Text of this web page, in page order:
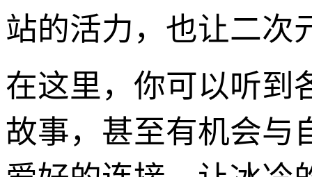
站的活力，也让二次
在这里，你可以听到
故事，甚至有机会与